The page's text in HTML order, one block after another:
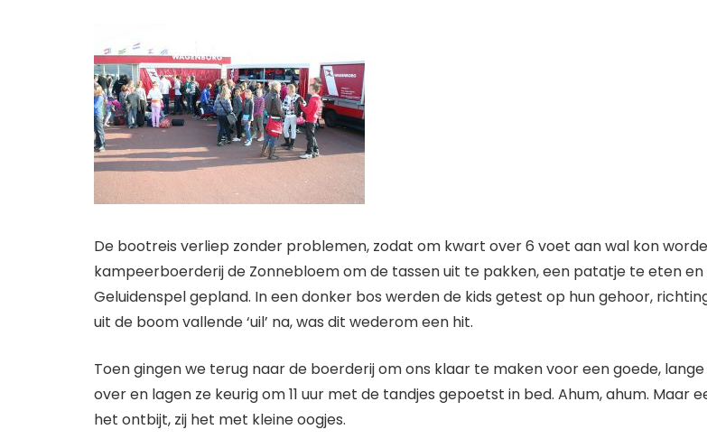
De bootreis verliep zonder problemen, zodat om kwart over 6 voet aan wal kon
kampeerboerderij de Zonnebloem om de tassen uit te pakken, een patatje te eten
Geluidenspel gepland. In een donker bos werden de kids getest op hun gehoor,
uit de boom vallende ‘uil’ na, was dit wederom een hit.
Toen gingen we terug naar de boerderij om ons klaar te maken voor een goede,
over en lagen ze keurig om 11 uur met de tandjes gepoetst in bed. Ahum, ahum. Maar
het ontbijt, zij het met kleine oogjes.